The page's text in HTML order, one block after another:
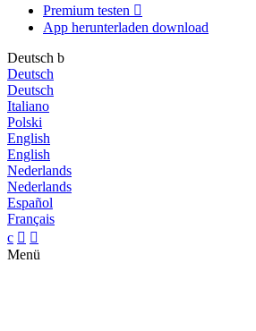
Premium testen 
App herunterladen download
Deutsch b
Deutsch
Deutsch
Italiano
Polski
English
English
Nederlands
Nederlands
Español
Français
c  
Menü